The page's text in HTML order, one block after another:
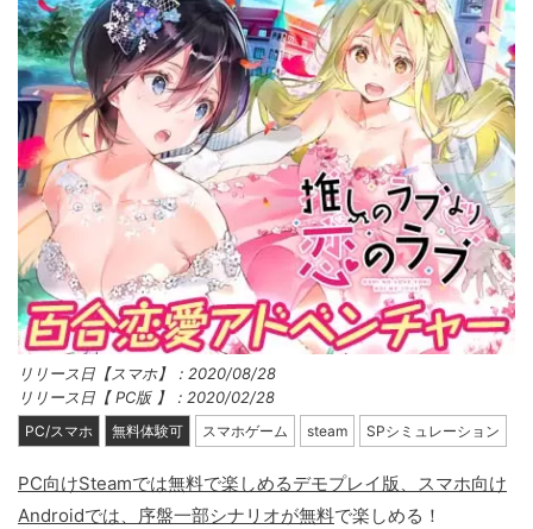
リリース日【スマホ】：2020/08/28
リリース日【 PC版 】：2020/02/28
PC/スマホ 無料体験可 スマホゲーム steam SPシミュレーション
PC向けSteamでは無料で楽しめるデモプレイ版、スマホ向け
Androidでは、序盤一部シナリオが無料で楽しめる！